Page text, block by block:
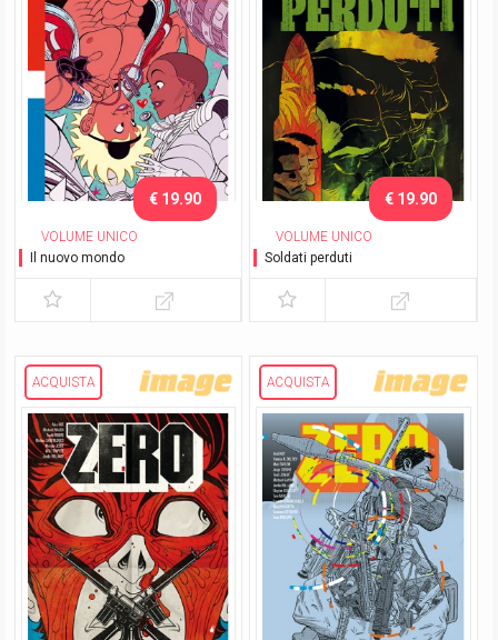
VOLUME UNICO
Il nuovo mondo
€ 19.90
VOLUME UNICO
Soldati perduti
€ 19.90
ACQUISTA ACQUISTA